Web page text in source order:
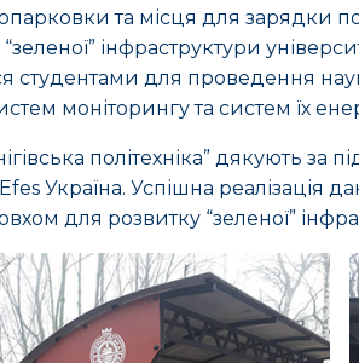
та місця для зарядки
інфраструктури
студентами для проведення
моніторингу та систем їх
політехніка” дякують за
Україна. Успішна реалізація
для розвитку “зеленої”